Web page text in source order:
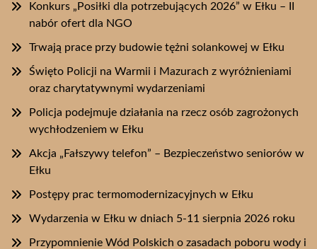
Konkurs „Posiłki dla potrzebujących 2026” w Ełku – II
nabór ofert dla NGO
Trwają prace przy budowie tężni solankowej w Ełku
Święto Policji na Warmii i Mazurach z wyróżnieniami
oraz charytatywnymi wydarzeniami
Policja podejmuje działania na rzecz osób zagrożonych
wychłodzeniem w Ełku
Akcja „Fałszywy telefon” – Bezpieczeństwo seniorów w
Ełku
Postępy prac termomodernizacyjnych w Ełku
Wydarzenia w Ełku w dniach 5-11 sierpnia 2026 roku
Przypomnienie Wód Polskich o zasadach poboru wody i